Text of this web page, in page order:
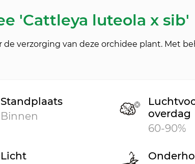
'Cattleya luteola x sib'
verzorging van deze orchidee plant. Met
Standplaats
Binnen
overdag
60-90%
Licht